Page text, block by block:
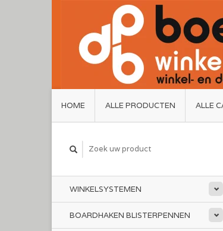
HOME ALLE PRODUCTEN ALLE
WINKELSYSTEMEN
BOARDHAKEN BLISTERPENNEN